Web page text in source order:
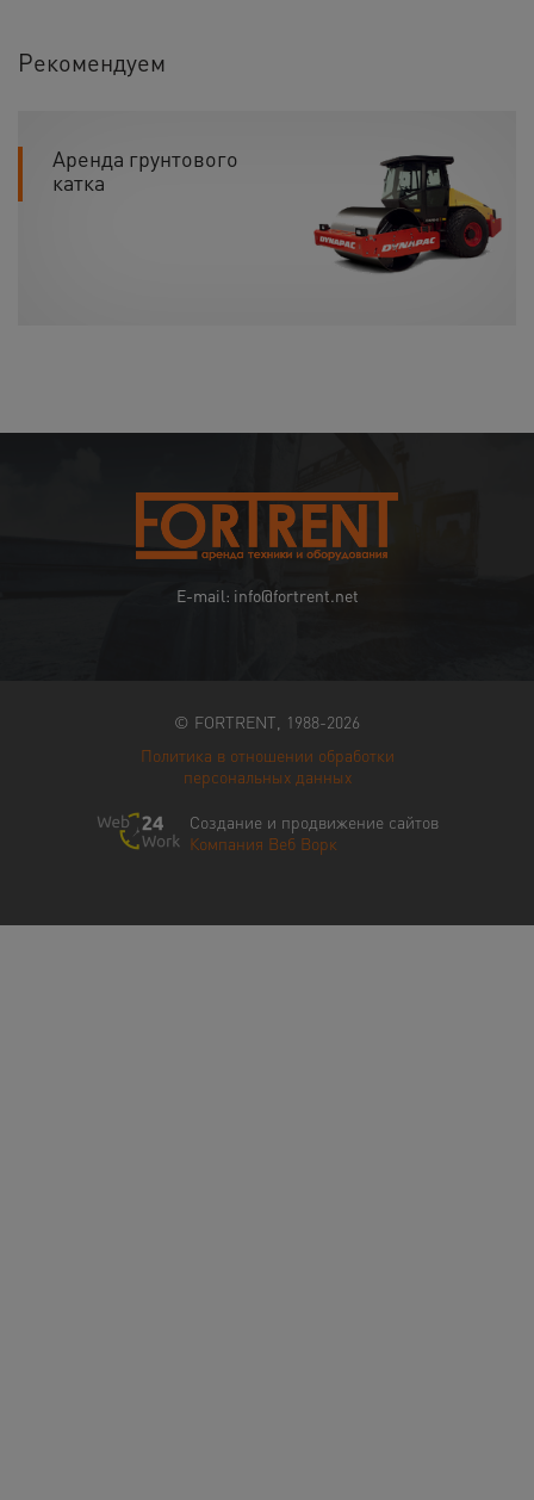
Рекомендуем
Аренда грунтового
катка
E-mail: info@fortrent.net
© FORTRENT, 1988-2026
Политика в отношении обработки
персональных данных
Создание и продвижение сайтов
Компания Веб Ворк